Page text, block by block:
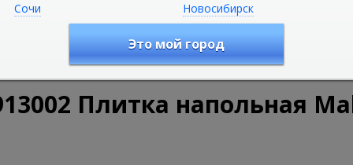
Сантехника Климатическая
плитка ELETTO CERAMICA 506913002 Плитка напольная
Плитка напольная
Сочи Новосибирск
Это мой город